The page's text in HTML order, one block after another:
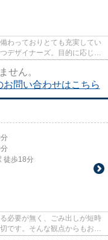
わっておりとても充実してい
デザイナーズ。目的に応じて
せん。
問い合わせはこちら
徒歩18分
必要が無く、ごみ出しが短時
です。そんな観点からもおす